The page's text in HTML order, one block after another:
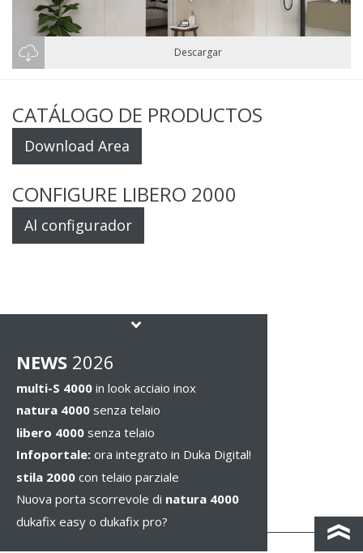
Descargar
CATÁLOGO DE PRODUCTOS
Download Area
CONFIGURE LIBERO 2000
Al configurador
NEWS 2026
multi-S 4000 in look acciaio inox
natura 4000 senza telaio
libero 4000 senza telaio
Infoportale: ora integrato in Duka Digital!
stila 2000 con telaio parziale
Nuova porta scorrevole di natura 4000
dukafix easy o dukafix pro?